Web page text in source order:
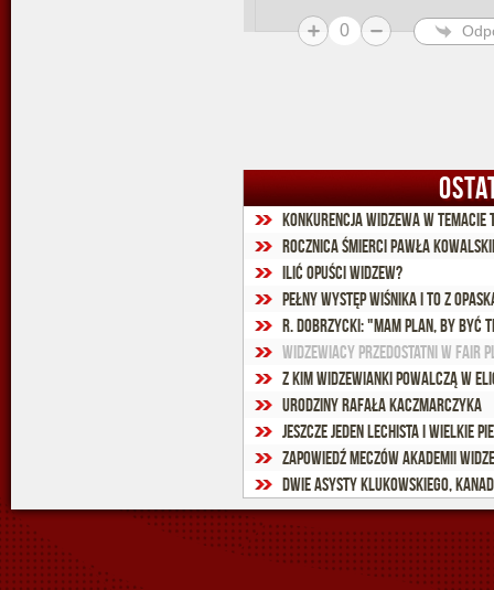
0
Konkurencja Widzewa w temacie
Rocznica śmierci Pawła
Ilić opuści Widzew?
Pełny występ Wiśnika i to z
R. Dobrzycki: "Mam plan, by
Widzewiacy przedostatni w fair
Z kim Widzewianki powalczą w
Urodziny Rafała Kaczmarczyka
Jeszcze jeden Lechista i wielkie
Zapowiedź meczów Akademii
Dwie asysty Klukowskiego,